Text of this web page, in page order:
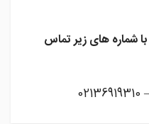
با شماره های زیر تماس